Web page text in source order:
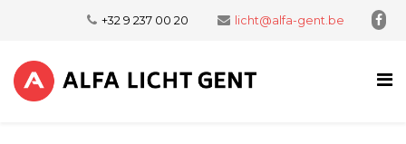
+32 9 237 00 20 licht@alfa-gent.be